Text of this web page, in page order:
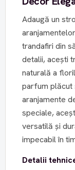
Adaugă un
trandafiri din
detalii, acești
naturală a
parfum plăcut
aranjamente
speciale,
versatilă și
impecabil în
Detalii